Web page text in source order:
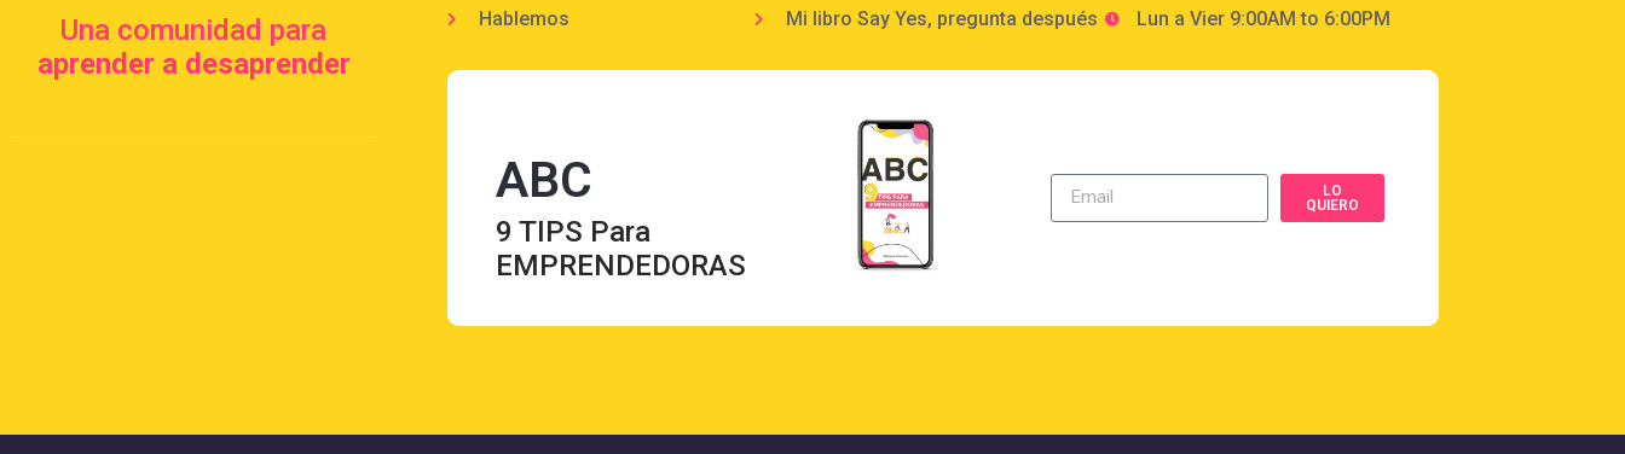
Una comunidad para
aprender a desaprender
Hablemos
Mi libro Say Yes, pregunta después
Lun a Vier 9:00AM to 6:00PM
ABC
9 TIPS Para
EMPRENDEDORAS
LO
QUIERO